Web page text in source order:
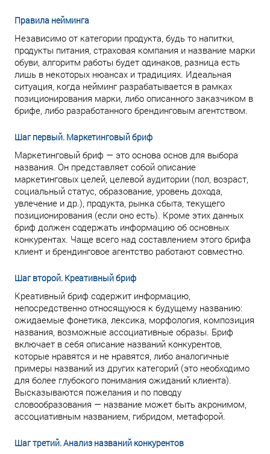
Правила нейминга
Независимо от категории продукта, будь то напитки,
продукты питания, страховая компания и название марки
обуви, алгоритм работы будет одинаков, разница есть
лишь в некоторых нюансах и традициях. Идеальная
ситуация, когда нейминг разрабатывается в рамках
позиционирования марки, либо описанного заказчиком в
брифе, либо разработанного брендинговым агентством.
Шаг первый. Маркетинговый бриф
Маркетинговый бриф — это основа основ для выбора
названия. Он представляет собой описание
маркетинговых целей, целевой аудитории (пол, возраст,
социальный статус, образование, уровень дохода,
увлечение и др.), продукта, рынка сбыта, текущего
позиционирования (если оно есть). Кроме этих данных
бриф должен содержать информацию об основных
конкурентах. Чаще всего над составлением этого брифа
клиент и брендинговое агентство работают совместно.
Шаг второй. Креативный бриф
Креативный бриф содержит информацию,
непосредственно относящуюся к будущему названию:
ожидаемые фонетика, лексика, морфология, композиция
названия, возможные ассоциативные образы. Бриф
включает в себя описание названий конкурентов,
которые нравятся и не нравятся, либо аналогичные
примеры названий из других категорий (это необходимо
для более глубокого понимания ожиданий клиента).
Высказываются пожелания и по поводу
словообразования — название может быть акронимом,
ассоциативным названием, гибридом, метафорой.
Шаг третий. Анализ названий конкурентов